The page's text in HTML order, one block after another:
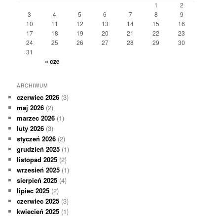
1
2
3
4 5 6 7 8
9
10
11 12 13 14 15
16
17
18 19 20 21 22
23
24
25 26 27 28 29
30
31
« cze
ARCHIWUM
czerwiec 2026 (3)
maj 2026 (2)
marzec 2026 (1)
luty 2026 (3)
styczeń 2026 (2)
grudzień 2025 (1)
listopad 2025 (2)
wrzesień 2025 (1)
sierpień 2025 (4)
lipiec 2025 (2)
czerwiec 2025 (3)
kwiecień 2025 (1)